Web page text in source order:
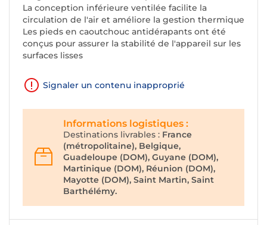
La conception inférieure ventilée facilite la
circulation de l'air et améliore la gestion thermique
Les pieds en caoutchouc antidérapants ont été
conçus pour assurer la stabilité de l'appareil sur les
surfaces lisses
Signaler un contenu inapproprié
Informations logistiques :
Destinations livrables : France
(métropolitaine), Belgique,
Guadeloupe (DOM), Guyane (DOM),
Martinique (DOM), Réunion (DOM),
Mayotte (DOM), Saint Martin, Saint
Barthélémy.